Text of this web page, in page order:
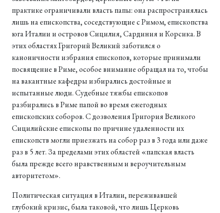
практике ограничивали власть папы: она распространялась
лишь на епископства, соседствующие с Римом, епископства
юга Италии и островов Сицилия, Сардиния и Корсика. В
этих областях Григорий Великий заботился о
каноничности избрания епископов, которые принимали
посвящение в Риме, особое внимание обращал на то, чтобы
на вакантные кафедры избирались достойные и
испытанные люди. Судебные тяжбы епископов
разбирались в Риме папой во время ежегодных
епископских соборов. С дозволения Григория Великого
Сицилийские епископы по причине удаленности их
епископств могли приезжать на собор раз в 3 года или даже
раз в 5 лет. За пределами этих областей «папская власть
была прежде всего нравственным и вероучительным
авторитетом».
Политическая ситуация в Италии, переживавшей
глубокий кризис, была таковой, что лишь Церковь